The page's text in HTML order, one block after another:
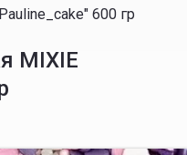
600 гр
MIXIE